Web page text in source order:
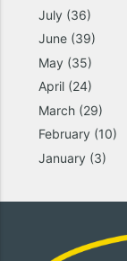
July (36)
June (39)
May (35)
April (24)
March (29)
February (10)
January (3)